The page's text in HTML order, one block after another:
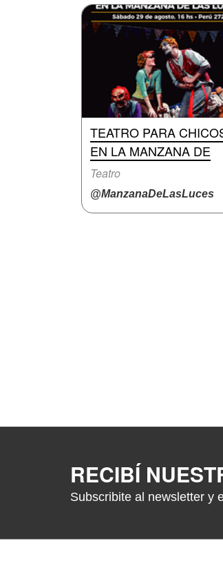
TEATRO PARA
EN LA MANZANA DE
Teatro
@ManzanaDeLasLuces
RECIBÍ
Subscribite al newsletter y